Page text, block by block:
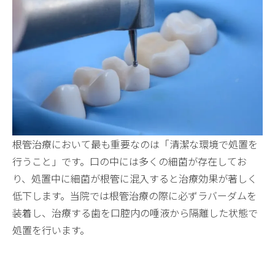
根管治療において最も重要なのは「清潔な環境で処置を
行うこと」です。口の中には多くの細菌が存在してお
り、処置中に細菌が根管に混入すると治療効果が著しく
低下します。当院では根管治療の際に必ずラバーダムを
装着し、治療する歯を口腔内の唾液から隔離した状態で
処置を行います。